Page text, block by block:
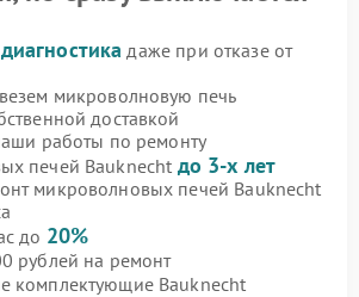
даже при отказе от
микроволновую печь
доставкой
работы по ремонту
печей Bauknecht до 3-х лет
микроволновых печей Bauknecht
до 20%
рублей на ремонт
комплектующие Bauknecht